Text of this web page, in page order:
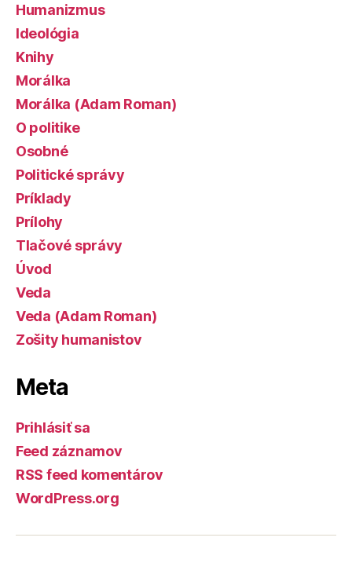
Humanizmus
Ideológia
Knihy
Morálka
Morálka (Adam Roman)
O politike
Osobné
Politické správy
Príklady
Prílohy
Tlačové správy
Úvod
Veda
Veda (Adam Roman)
Zošity humanistov
Meta
Prihlásiť sa
Feed záznamov
RSS feed komentárov
WordPress.org